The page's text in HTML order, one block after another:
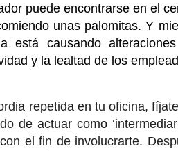
puede encontrarse en el
unas palomitas. Y
está causando
y la lealtad de los
repetida en tu oficina,
de actuar como
el fin de involucrarte.